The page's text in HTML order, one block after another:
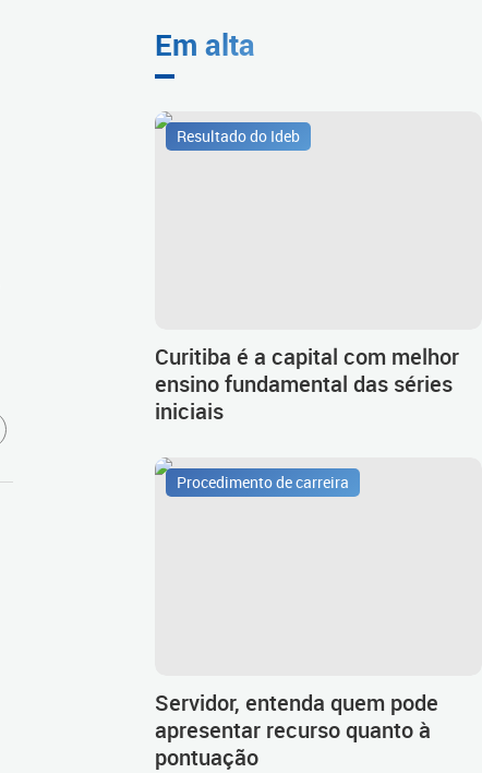
Em alta
Resultado do Ideb
Curitiba é a capital com melhor
ensino fundamental das séries
iniciais
Procedimento de carreira
Servidor, entenda quem pode
apresentar recurso quanto à
pontuação